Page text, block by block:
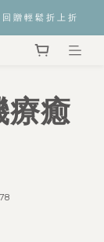
贈 輕 鬆 折 上 折
癒